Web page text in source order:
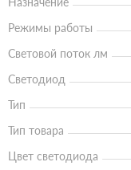
Режимы работы
Световой поток лм
Светодиод
Тип
Тип товара
Цвет светодиода